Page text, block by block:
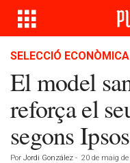
SELECCIÓ ECONÒMICA
El model
reforça el
segons Ipsos
Por Jordi González - 20 de maig